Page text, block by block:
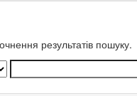
результатів пошуку.